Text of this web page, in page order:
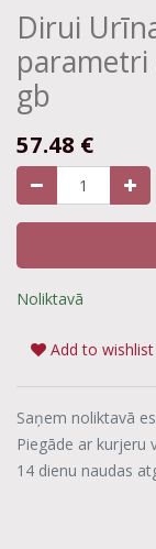
Dirui
gb
57.48 €
Noliktavā
Add to wishlist
Saņem noliktavā
Piegāde ar kurjeru
14 dienu naudas